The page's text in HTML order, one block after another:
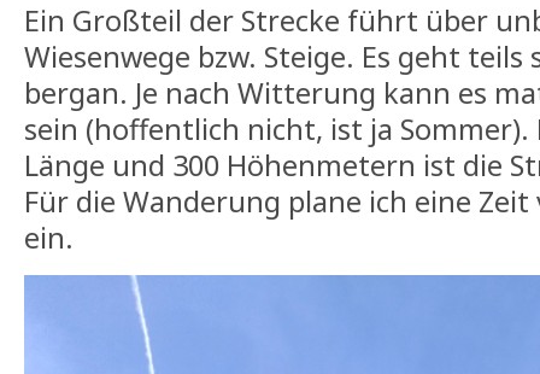
Ein Großteil der Strecke führt über
Wiesenwege bzw. Steige. Es geht
bergan. Je nach Witterung kann es
sein (hoffentlich nicht, ist ja
Länge und 300 Höhenmetern ist die
Für die Wanderung plane ich eine
ein.